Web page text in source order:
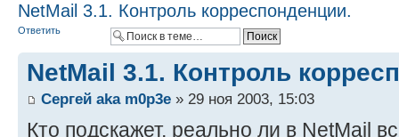
NetMail 3.1. Контроль корреспонденции.
Ответить
NetMail 3.1. Контроль
Сергей aka m0p3e » 29 ноя 2003, 15:03
Кто подскажет, реально ли в NetMail